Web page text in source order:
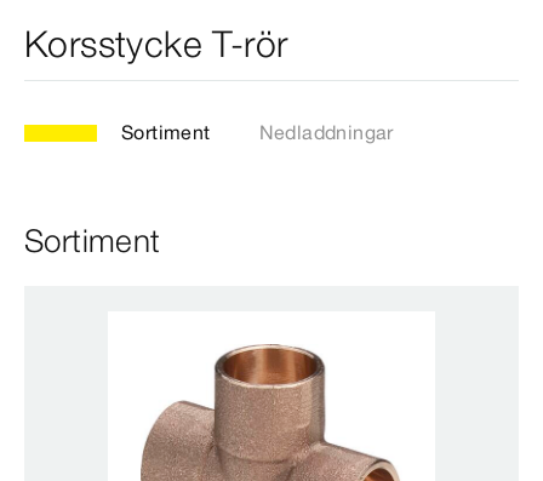
Korsstycke T-rör
Sortiment Nedladdningar
Sortiment